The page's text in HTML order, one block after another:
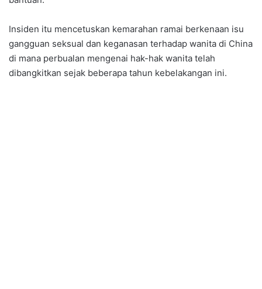
Insiden itu mencetuskan kemarahan ramai berkenaan isu
gangguan seksual dan keganasan terhadap wanita di China
di mana perbualan mengenai hak-hak wanita telah
dibangkitkan sejak beberapa tahun kebelakangan ini.